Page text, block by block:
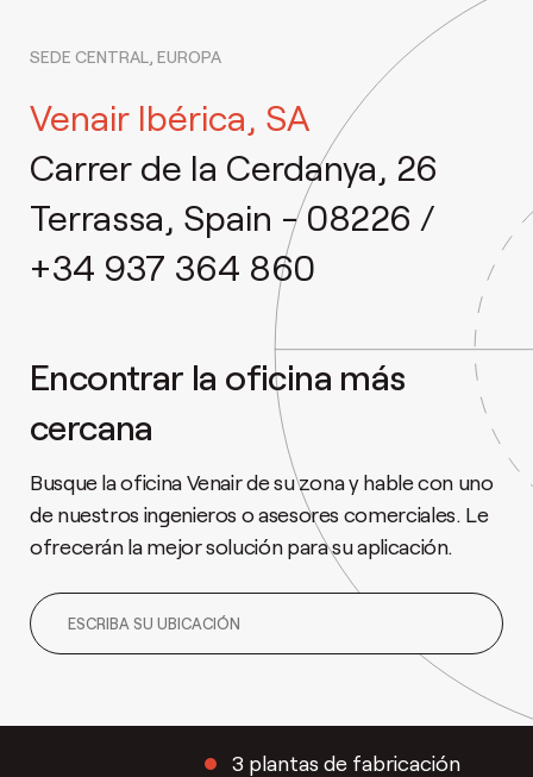
SEDE CENTRAL, EUROPA
Venair Ibérica, SA
Carrer de la Cerdanya, 26
Terrassa, Spain - 08226 /
+34 937 364 860
Encontrar la oficina más
cercana
Busque la oficina Venair de su zona y hable con uno
de nuestros ingenieros o asesores comerciales. Le
ofrecerán la mejor solución para su aplicación.
3 plantas de fabricación